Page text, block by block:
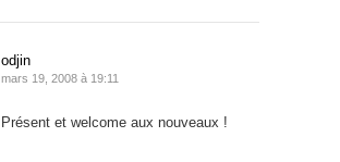
odjin
mars 19, 2008 à 19:11
Présent et welcome aux nouveaux !